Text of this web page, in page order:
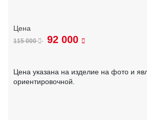
115 000 92 000
Цена указана на изделие на фото и
ориентировочной.